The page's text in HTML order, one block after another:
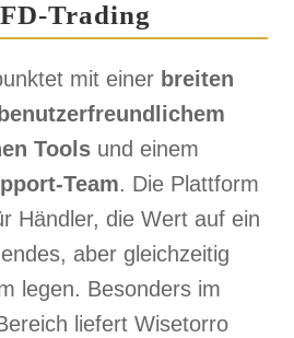
Trading
mit einer breiten
benutzerfreundlichem
Tools und einem
Team. Die Plattform
Händler, die Wert auf ein
aber gleichzeitig
legen. Besonders im
liefert Wisetorro